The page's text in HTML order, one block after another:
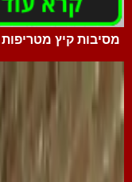
מסיבות קיץ מטריפות